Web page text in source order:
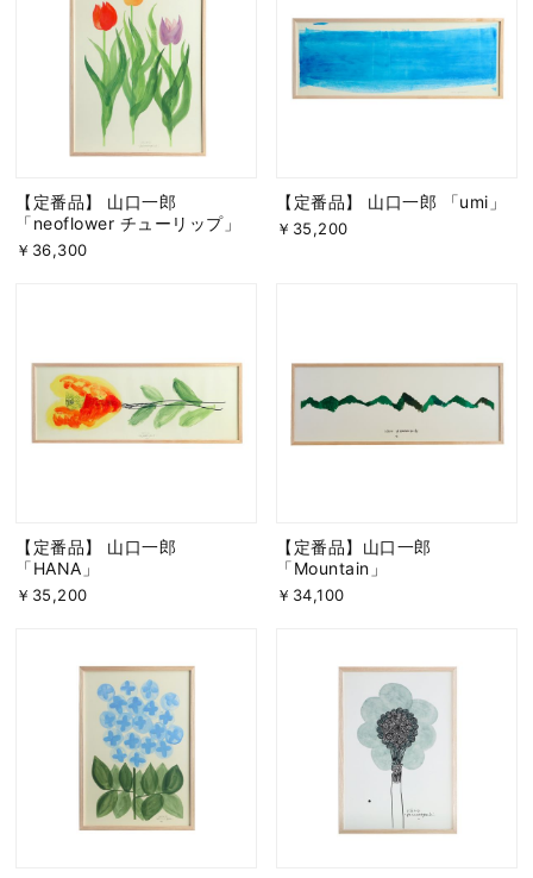
【定番品】 山口一郎
「neoflower チューリップ」
￥36,300
【定番品】 山口一郎 「umi」
￥35,200
【定番品】 山口一郎
「HANA」
￥35,200
【定番品】山口一郎
「Mountain」
￥34,100